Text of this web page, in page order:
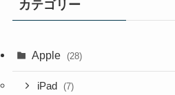
カテゴリー
Apple (28)
iPad (7)